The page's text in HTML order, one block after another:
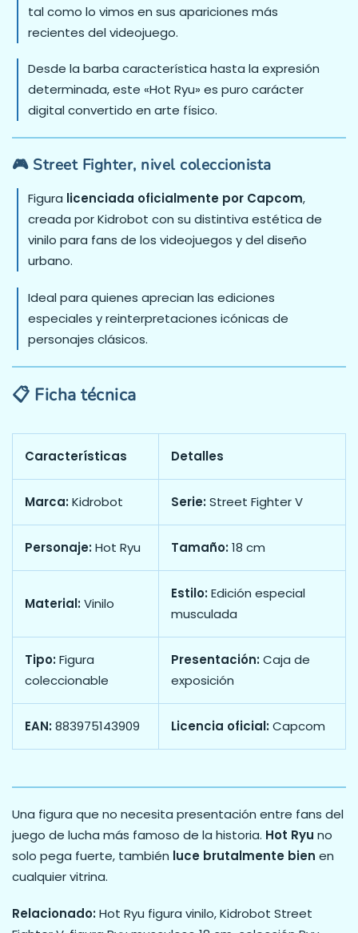
tal como lo vimos en sus apariciones más
recientes del videojuego.
Desde la barba característica hasta la expresión
determinada, este «Hot Ryu» es puro carácter
digital convertido en arte físico.
🎮 Street Fighter, nivel coleccionista
Figura licenciada oficialmente por Capcom,
creada por Kidrobot con su distintiva estética de
vinilo para fans de los videojuegos y del diseño
urbano.
Ideal para quienes aprecian las ediciones
especiales y reinterpretaciones icónicas de
personajes clásicos.
📋 Ficha técnica
Características Detalles
Marca: Kidrobot Serie: Street Fighter V
Personaje: Hot Ryu Tamaño: 18 cm
Material: Vinilo
Estilo: Edición especial
musculada
Tipo: Figura
coleccionable
Presentación: Caja de
exposición
EAN: 883975143909 Licencia oficial: Capcom
Una figura que no necesita presentación entre fans del
juego de lucha más famoso de la historia. Hot Ryu no
solo pega fuerte, también luce brutalmente bien en
cualquier vitrina.
Relacionado: Hot Ryu figura vinilo, Kidrobot Street